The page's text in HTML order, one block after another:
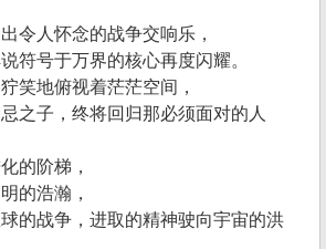
令人怀念的战争交响乐，
符号于万界的核心再度闪耀。
笑地俯视着茫茫空间，
之子，终将回归那必须面对的人
的阶梯，
的浩瀚，
的战争，进取的精神驶向宇宙的洪